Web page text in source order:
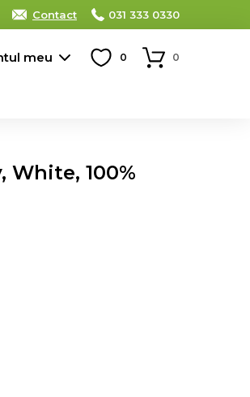
Contact 031 333 0330
meu 0 0
White, 100%